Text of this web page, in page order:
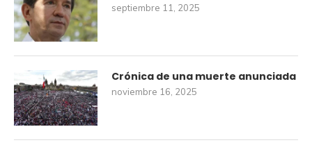
septiembre 11, 2025
Crónica de una muerte anunciada
noviembre 16, 2025